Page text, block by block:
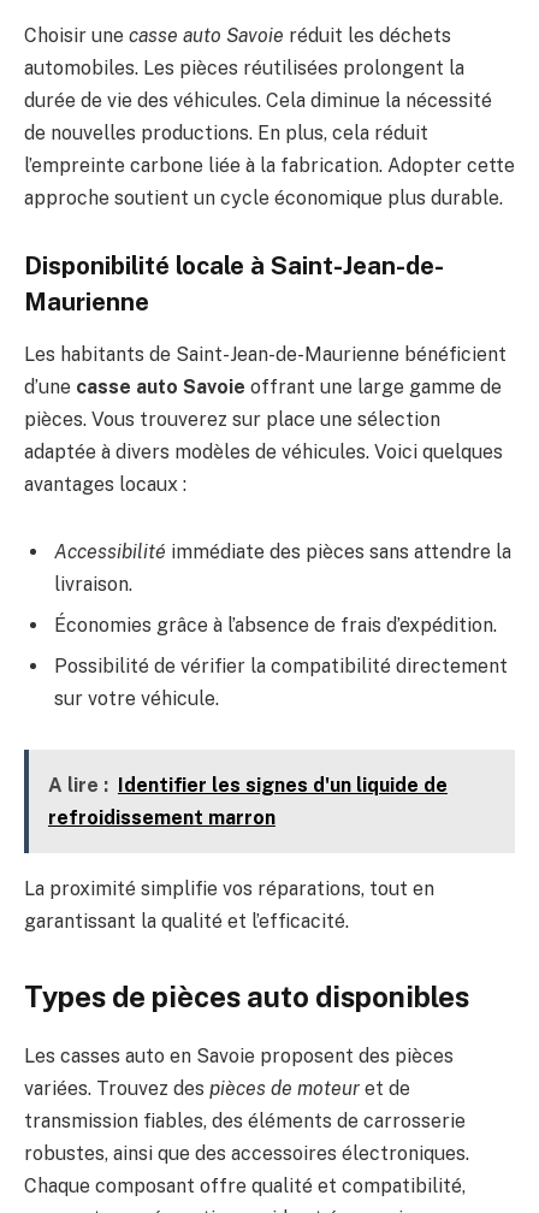
Choisir une casse auto Savoie réduit les déchets
automobiles. Les pièces réutilisées prolongent la
durée de vie des véhicules. Cela diminue la nécessité
de nouvelles productions. En plus, cela réduit
l’empreinte carbone liée à la fabrication. Adopter cette
approche soutient un cycle économique plus durable.
Disponibilité locale à Saint-Jean-de-
Maurienne
Les habitants de Saint-Jean-de-Maurienne bénéficient
d’une casse auto Savoie offrant une large gamme de
pièces. Vous trouverez sur place une sélection
adaptée à divers modèles de véhicules. Voici quelques
avantages locaux :
Accessibilité immédiate des pièces sans attendre la
livraison.
Économies grâce à l’absence de frais d’expédition.
Possibilité de vérifier la compatibilité directement
sur votre véhicule.
A lire : Identifier les signes d'un liquide de
refroidissement marron
La proximité simplifie vos réparations, tout en
garantissant la qualité et l’efficacité.
Types de pièces auto disponibles
Les casses auto en Savoie proposent des pièces
variées. Trouvez des pièces de moteur et de
transmission fiables, des éléments de carrosserie
robustes, ainsi que des accessoires électroniques.
Chaque composant offre qualité et compatibilité,